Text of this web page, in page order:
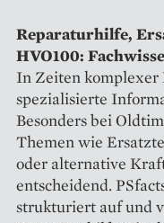
Reparaturhilfe,
HVO100:
In Zeiten komplexer
spezialisierte
Besonders bei
Themen wie
oder alternative
entscheidend.
strukturiert auf und